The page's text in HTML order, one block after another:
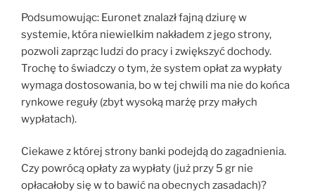
Podsumowując: Euronet znalazł fajną dziurę w
systemie, która niewielkim nakładem z jego strony,
pozwoli zaprząc ludzi do pracy i zwiększyć dochody.
Trochę to świadczy o tym, że system opłat za wypłaty
wymaga dostosowania, bo w tej chwili ma nie do końca
rynkowe reguły (zbyt wysoką marżę przy małych
wypłatach).
Ciekawe z której strony banki podejdą do zagadnienia.
Czy powrócą opłaty za wypłaty (już przy 5 gr nie
opłacałoby się w to bawić na obecnych zasadach)?